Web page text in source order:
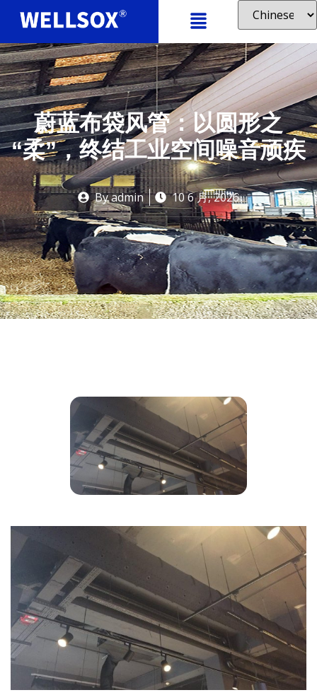
蔚蓝布袋风管：以圆形之
“柔”，终结工业空间噪音顽疾
Byadmin 10 6 月, 2026